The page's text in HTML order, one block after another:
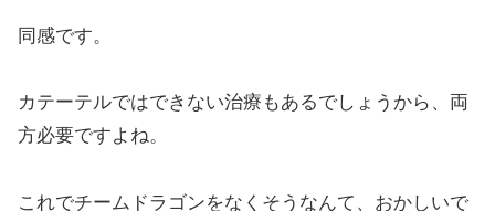
同感です。
カテーテルではできない治療もあるでしょうから、両
方必要ですよね。
これでチームドラゴンをなくそうなんて、おかしいで